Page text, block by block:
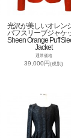
光沢が美しいオレン
パフスリーブジャケ
Sheen Orange Puff
Jacket
通常価格
39,000円(税別)